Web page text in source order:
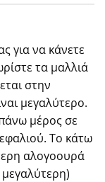
για να κάνετε
τα μαλλιά
στην
μεγαλύτερο.
μέρος σε
Το κάτω
αλογοουρά